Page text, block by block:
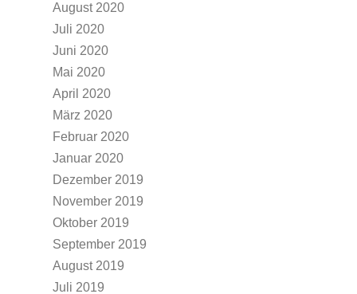
August 2020
Juli 2020
Juni 2020
Mai 2020
April 2020
März 2020
Februar 2020
Januar 2020
Dezember 2019
November 2019
Oktober 2019
September 2019
August 2019
Juli 2019